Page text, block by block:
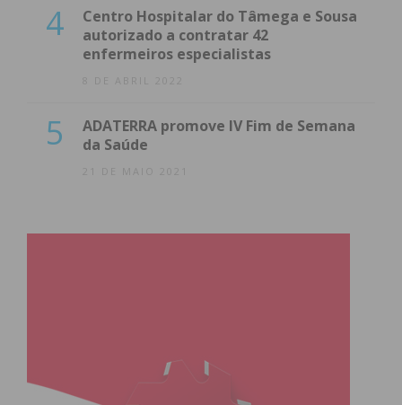
4
Centro Hospitalar do Tâmega e Sousa
autorizado a contratar 42
enfermeiros especialistas
8 DE ABRIL 2022
5
ADATERRA promove IV Fim de Semana
da Saúde
21 DE MAIO 2021